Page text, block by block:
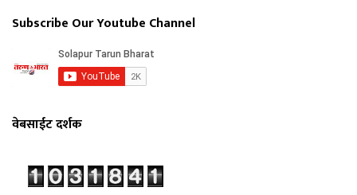
Subscribe Our Youtube Channel
वेबसाईट दर्शक